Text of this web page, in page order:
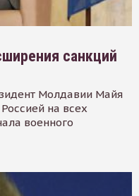
санкций
Молдавии Майя
на всех
военного